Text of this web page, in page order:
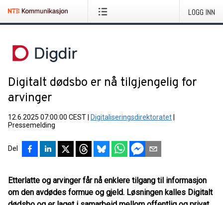
LOGG INN
Digitalt dødsbo er nå tilgjengelig for
arvinger
12.6.2025 07:00:00 CEST Digitaliseringsdirektoratet
Pressemelding
Del
Etterlatte og arvinger får nå enklere tilgang til informasjon
om den avdødes formue og gjeld. Løsningen kalles Digitalt